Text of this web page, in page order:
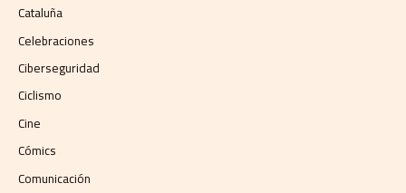
Cataluña
Celebraciones
Ciberseguridad
Ciclismo
Cine
Cómics
Comunicación